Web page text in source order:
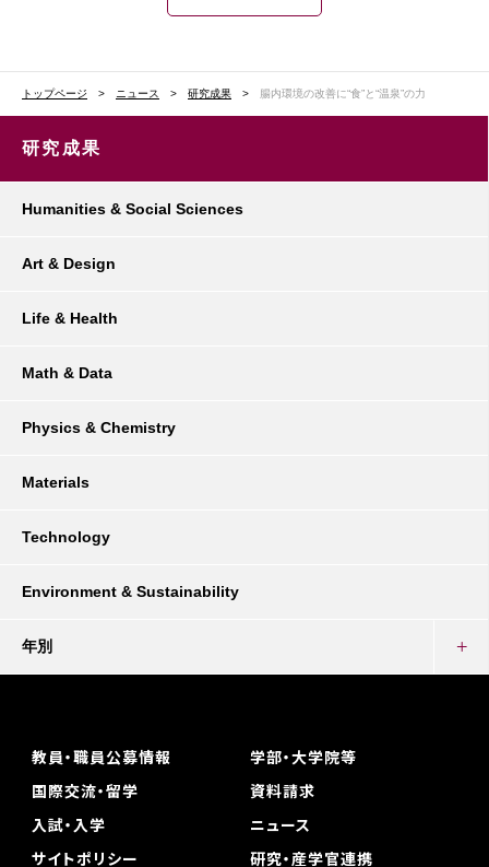
トップページ ニュース 研究成果 腸内環境の改善に“食”と“温泉”の力
研究成果
Humanities & Social Sciences
Art & Design
Life & Health
Math & Data
Physics & Chemistry
Materials
Technology
Environment & Sustainability
年別
教員・職員公募情報
学部・大学院等
国際交流・留学
資料請求
入試・入学
ニュース
サイトポリシー
研究・産学官連携